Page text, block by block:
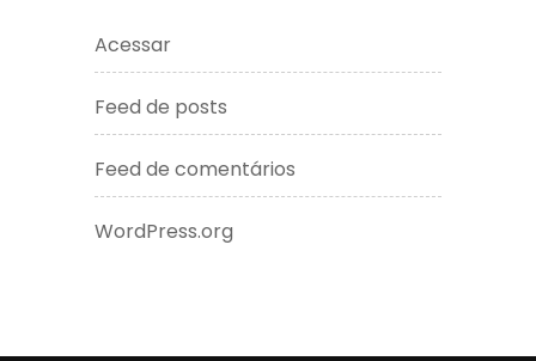
Acessar
Feed de posts
Feed de comentários
WordPress.org